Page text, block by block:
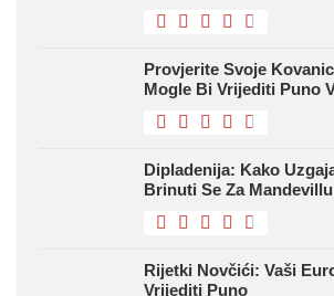
Provjerite Svoje
Mogle Bi Vrijediti Puno
Dipladenija: Kako
Brinuti Se Za Mandevillu
Rijetki Novčići: Vaši
Vrijediti Puno